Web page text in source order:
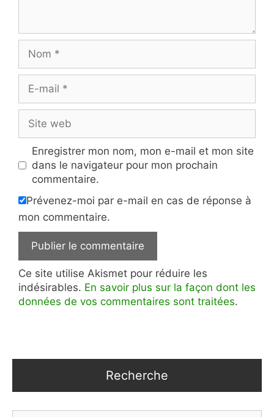
mail
web
Enregistrer mon nom, mon e-mail et mon site
dans le navigateur pour mon prochain
commentaire.
Prévenez-moi par e-mail en cas de réponse à
mon commentaire.
Ce site utilise Akismet pour réduire les
indésirables. En savoir plus sur la façon dont les
données de vos commentaires sont traitées.
Recherche